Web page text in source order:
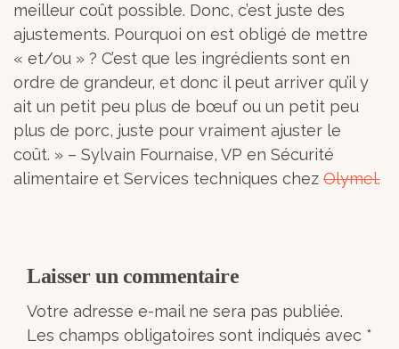
meilleur coût possible. Donc, c’est juste des
ajustements. Pourquoi on est obligé de mettre
« et/ou » ? C’est que les ingrédients sont en
ordre de grandeur, et donc il peut arriver qu’il y
ait un petit peu plus de bœuf ou un petit peu
plus de porc, juste pour vraiment ajuster le
coût. » – Sylvain Fournaise, VP en Sécurité
alimentaire et Services techniques chez Olymel.
Laisser un commentaire
Votre adresse e-mail ne sera pas publiée.
Les champs obligatoires sont indiqués avec *